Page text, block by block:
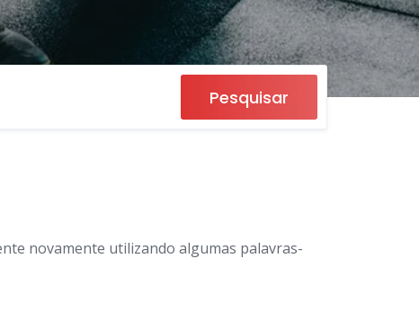
Pesquisar
novamente utilizando algumas palavras-